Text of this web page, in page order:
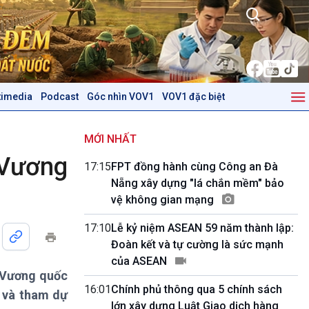
Podcast Góc nhìn VOV1 VOV1 đặc biệt
Dòng chảy Kinh tế
Tuyên chiến với gian lận
thương mại
Mùa vàng
Biển đảo Việt Nam
Tâm tình biên giới và hải
Tìm hiểu biển, đảo Việt
Nam
Podcast
Góc nhìn VOV1
Bình luận
quốc
tham dự
MỚI NHẤT
17:15FPT đồng hành cùng Công an Đà
Nẵng xây dựng "lá chắn mềm" bảo
vệ không gian mạng
17:10Lễ kỷ niệm ASEAN 59 năm thành lập:
Đoàn kết và tự cường là sức mạnh
của ASEAN
16:01Chính phủ thông qua 5 chính sách
lớn xây dựng Luật Giao dịch hàng